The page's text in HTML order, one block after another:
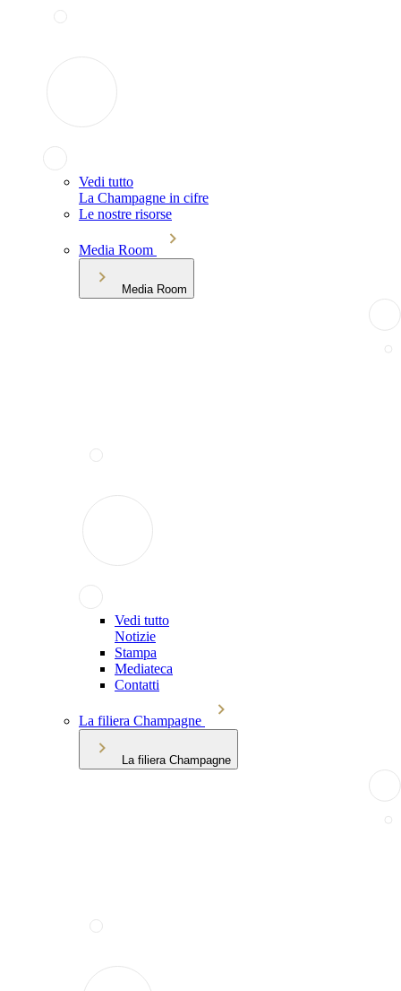
Vedi tutto
La Champagne in cifre
Le nostre risorse
Media Room
Media Room
Vedi tutto
Notizie
Stampa
Mediateca
Contatti
La filiera Champagne
La filiera Champagne